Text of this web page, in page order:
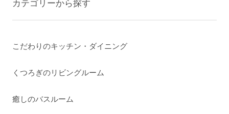
カテゴリーから探す
こだわりのキッチン・ダイニング
くつろぎのリビングルーム
癒しのバスルーム